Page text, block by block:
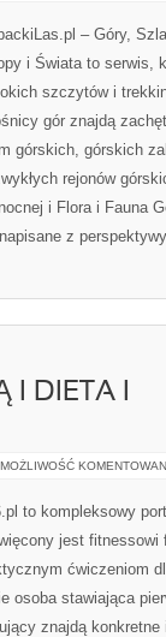
– Góry,
i Świata to serwis,
szczytów i
gór znajdą
górskich, górskich
rejonów
i Flora i Fauna
z
I DIETA I
MOŻLIWOŚĆ
to kompleksowy
jest fitnessowi
ćwiczeniom
osoba stawiająca
znajdą